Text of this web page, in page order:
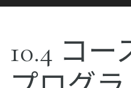
10.4 コ